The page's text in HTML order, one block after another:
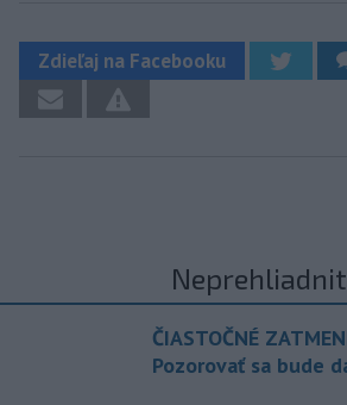
Zdieľaj na Facebooku
ČIASTOČNÉ
Pozorovať sa bude